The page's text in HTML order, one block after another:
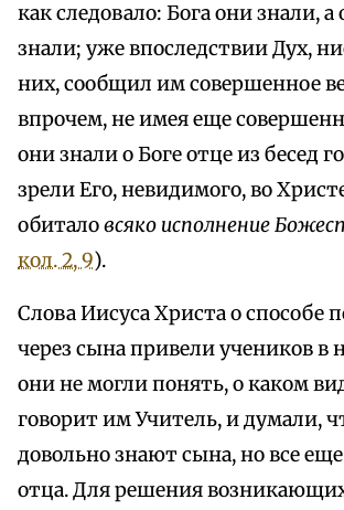
как следовало: Бога они знали,
знали; уже впоследствии Дух,
них, сообщил им совершенное
впрочем, не имея еще
они знали о Боге отце из бесед
зрели Его, невидимого, во
обиталовсяко исполнение
кол. 2, 9).
Слова Иисуса Христа о способе
через сына привели учеников в
они не могли понять, о каком
говорит им Учитель, и думали,
довольно знают сына, но все
отца. Для решения